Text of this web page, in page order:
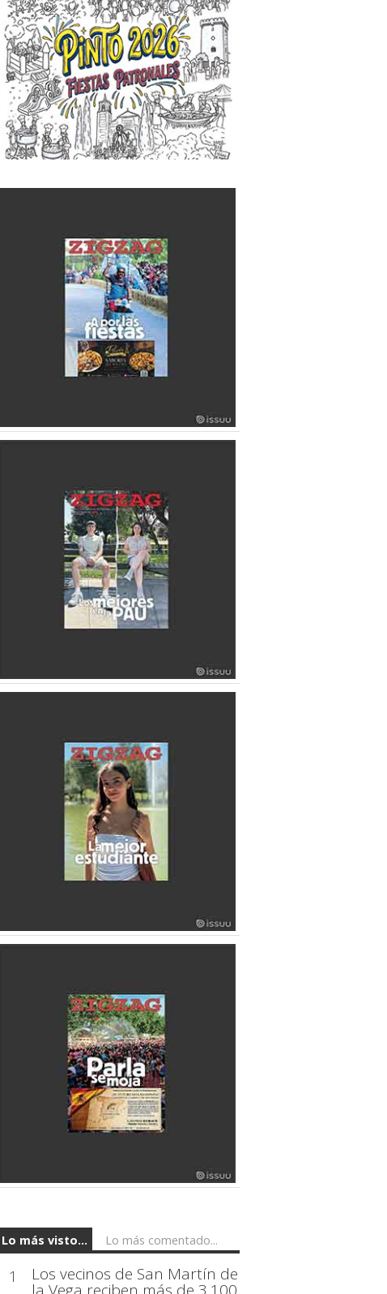
Lo más visto... Lo más comentado...
1 Los vecinos de San Martín de